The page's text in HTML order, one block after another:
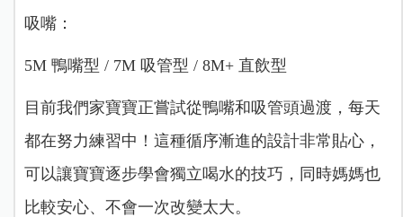
吸嘴：
5M 鴨嘴型 / 7M 吸管型 / 8M+ 直飲型
目前我們家寶寶正嘗試從鴨嘴和吸管頭過渡，每天
都在努力練習中！這種循序漸進的設計非常貼心，
可以讓寶寶逐步學會獨立喝水的技巧，同時媽媽也
比較安心、不會一次改變太大。